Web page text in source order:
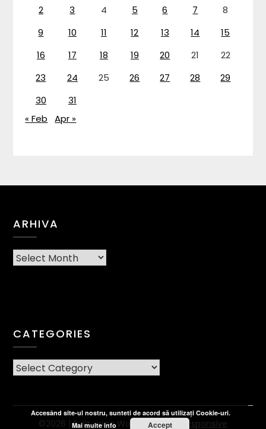
2
3 4 5 6 7
8
9
10 11 12 13 14
15
16
17 18 19 20 21
22
23
24 25 26 27 28
29
30
31
« Feb
Apr »
ARHIVA
Arhiva
CATEGORIES
CATEGORIES
©2026 | Built using WordPress and Responsive
Accesând site-ul nostru, sunteti de acord să utilizați Cookie-uri.
Mai multe info
Accept